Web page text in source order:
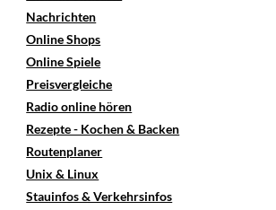
Nachrichten
Online Shops
Online Spiele
Preisvergleiche
Radio online hören
Rezepte - Kochen & Backen
Routenplaner
Unix & Linux
Stauinfos & Verkehrsinfos